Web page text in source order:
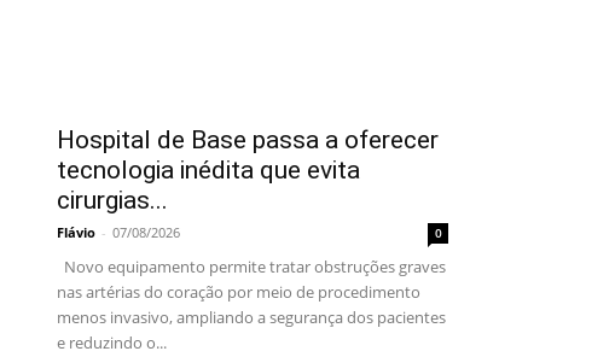
Hospital de Base passa a oferecer
tecnologia inédita que evita
cirurgias...
Flávio - 07/08/2026 0
Novo equipamento permite tratar obstruções graves
nas artérias do coração por meio de procedimento
menos invasivo, ampliando a segurança dos pacientes
e reduzindo o...